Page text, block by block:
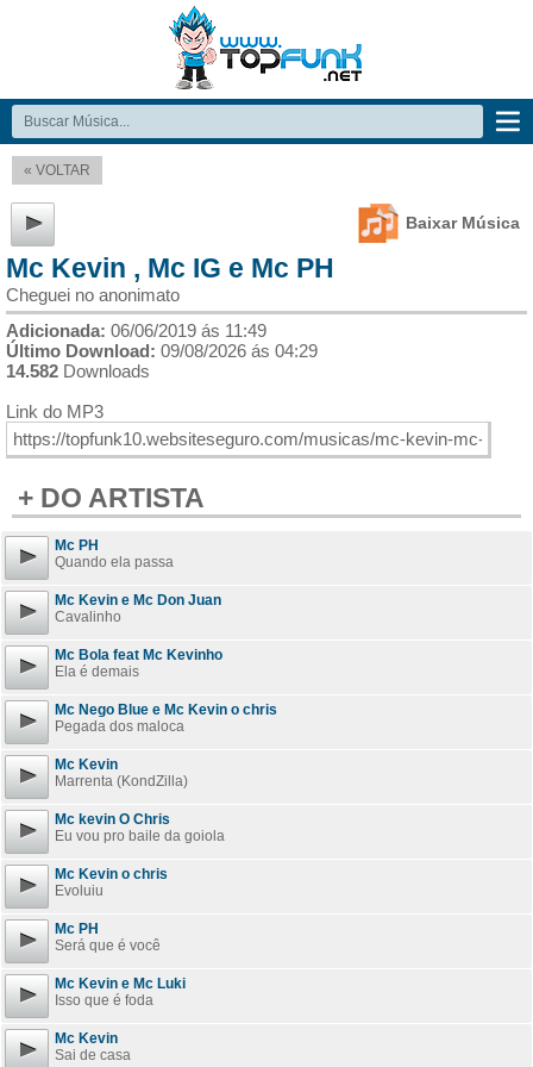
« VOLTAR
Baixar Música
Mc Kevin , Mc IG e Mc PH
Cheguei no anonimato
Adicionada: 06/06/2019 ás 11:49
Último Download: 09/08/2026 ás 04:29
14.582 Downloads
Link do MP3
+ DO ARTISTA
Mc PH
Quando ela passa
Mc Kevin e Mc Don Juan
Cavalinho
Mc Bola feat Mc Kevinho
Ela é demais
Mc Nego Blue e Mc Kevin o chris
Pegada dos maloca
Mc Kevin
Marrenta (KondZilla)
Mc kevin O Chris
Eu vou pro baile da goiola
Mc Kevin o chris
Evoluiu
Mc PH
Será que é você
Mc Kevin e Mc Luki
Isso que é foda
Mc Kevin
Sai de casa